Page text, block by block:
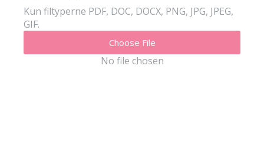
Kun filtyperne PDF, DOC, DOCX, PNG, JPG, JPEG,
GIF.
Choose File
No file chosen